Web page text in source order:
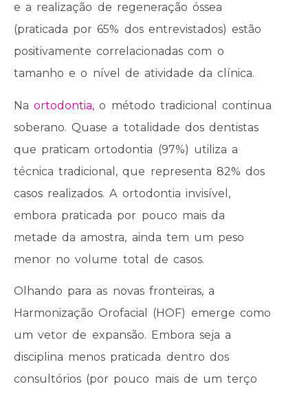
e a realização de regeneração óssea
(praticada por 65% dos entrevistados) estão
positivamente correlacionadas com o
tamanho e o nível de atividade da clínica.
Naortodontia, o método tradicional continua
soberano. Quase a totalidade dos dentistas
que praticam ortodontia (97%) utiliza a
técnica tradicional, que representa 82% dos
casos realizados. A ortodontia invisível,
embora praticada por pouco mais da
metade da amostra, ainda tem um peso
menor no volume total de casos.
Olhando para as novas fronteiras, a
Harmonização Orofacial (HOF) emerge como
um vetor de expansão. Embora seja a
disciplina menos praticada dentro dos
consultórios (por pouco mais de um terço